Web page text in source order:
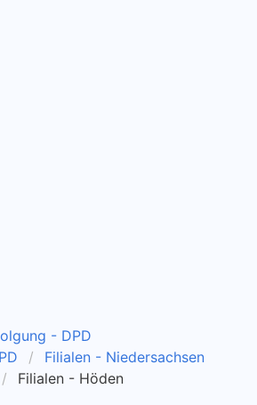
- DPD
Filialen - Niedersachsen
Filialen - Höden